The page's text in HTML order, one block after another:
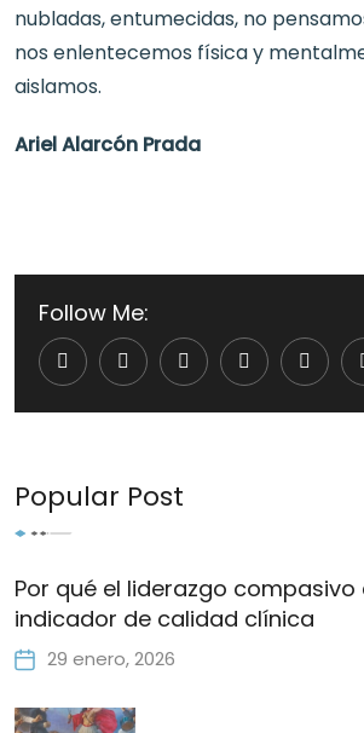
nubladas, entumecidas, no
nos enlentecemos física y
aislamos.
Ariel Alarcón Prada
Follow Me:
YoutubeLinkedIn
Popular Post
Por qué el liderazgo compasivo
indicador de calidad clínica
29 enero, 2026